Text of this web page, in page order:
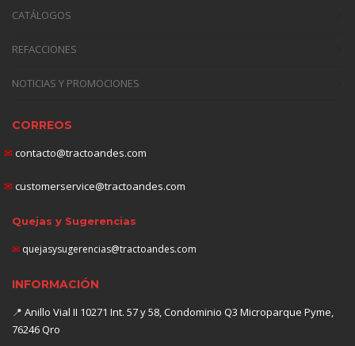
CATÁLOGOS
REFACCIONES
NOTICIAS Y PROMOCIONES
CORREOS
✉ contacto@tractoandes.com
✉ customerservice@tractoandes.com
Quejas y Sugerencias
✉ quejasysugerencias@tractoandes.com
INFORMACIÓN
📍 Anillo Vial II 10271 Int. 57 y 58, Condominio Q3 Microparque Pyme,
76246 Qro